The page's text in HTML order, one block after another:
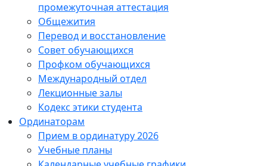
промежуточная аттестация
Общежития
Перевод и восстановление
Совет обучающихся
Профком обучающихся
Международный отдел
Лекционные залы
Кодекс этики студента
Ординаторам
Прием в ординатуру 2026
Учебные планы